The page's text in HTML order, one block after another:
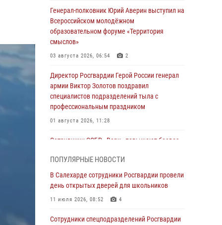
Генерал-полковник Юрий Аверин выступил на
Всероссийском молодёжном
образовательном форуме «Территория
смыслов»
03 августа 2026, 06:54 2
Директор Росгвардии Герой России генерал
армии Виктор Золотов поздравил
специалистов подразделений тыла с
профессиональным праздником
01 августа 2026, 11:28
Сотрудники СОБР «Варк» повышают боевое
Офицеры спецназа Росгвардии провели
практическое занятие для сотрудников
29 июля 2026, 10:42 4
ПОПУЛЯРНЫЕ НОВОСТИ
В Салехарде сотрудники Росгвардии провели
день открытых дверей для школьников
11 июля 2026, 08:52 4
Сотрудники спецподразделений Росгвардии